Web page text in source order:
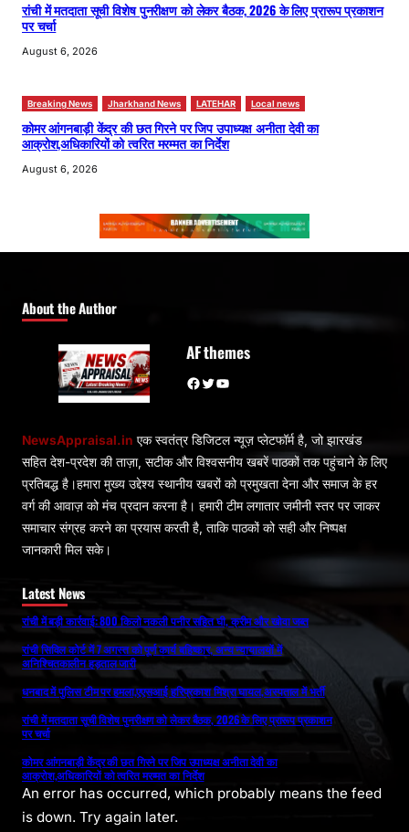
रांची में मतदाता सूची विशेष पुनरीक्षण को लेकर बैठक, 2026 के लिए प्रारूप प्रकाशन
पर चर्चा
August 6, 2026
Breaking News Jharkhand News LATEHAR Local news
कोमर आंगनबाड़ी केंद्र की छत गिरने पर जिप उपाध्यक्ष अनीता देवी का
आक्रोश,अधिकारियों को त्वरित मरम्मत का निर्देश
August 6, 2026
About the Author
AF themes
Facebook Twitter YouTube
NewsAppraisal.in एक स्वतंत्र डिजिटल न्यूज़ प्लेटफॉर्म है, जो झारखंड
सहित देश-प्रदेश की ताज़ा, सटीक और विश्वसनीय खबरें पाठकों तक पहुंचाने के लिए
प्रतिबद्ध है।हमारा मुख्य उद्देश्य स्थानीय खबरों को प्रमुखता देना और समाज के हर
वर्ग की आवाज़ को मंच प्रदान करना है। हमारी टीम लगातार जमीनी स्तर पर जाकर
समाचार संग्रह करने का प्रयास करती है, ताकि पाठकों को सही और निष्पक्ष
जानकारी मिल सके।
Latest News
रांची में बड़ी कार्रवाई: 800 किलो नकली पनीर सहित घी, क्रीम और खोवा जब्त
रांची सिविल कोर्ट में 7 अगस्त को पूर्ण कार्य बहिष्कार, अन्य न्यायालयों में
अनिश्चितकालीन हड़ताल जारी
धनबाद में पुलिस टीम पर हमला,एएसआई हरिप्रकाश मिश्रा घायल,अस्पताल में भर्ती
रांची में मतदाता सूची विशेष पुनरीक्षण को लेकर बैठक, 2026 के लिए प्रारूप प्रकाशन
पर चर्चा
कोमर आंगनबाड़ी केंद्र की छत गिरने पर जिप उपाध्यक्ष अनीता देवी का
आक्रोश,अधिकारियों को त्वरित मरम्मत का निर्देश
An error has occurred, which probably means the feed
is down. Try again later.